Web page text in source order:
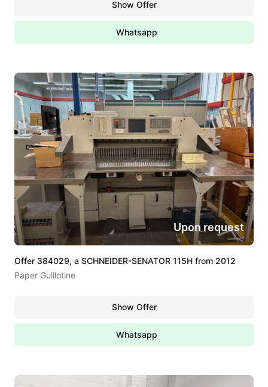
Show Offer
Whatsapp
Offer 384029, a SCHNEIDER-SENATOR 115H from 2012
Paper Guillotine
Upon request
Show Offer
Whatsapp